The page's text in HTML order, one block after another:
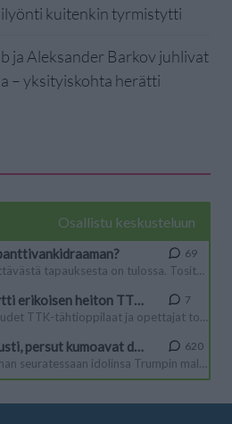
kuitenkin tyrmistytti
ja Aleksander Barkov juhlivat
– yksityiskohta herätti